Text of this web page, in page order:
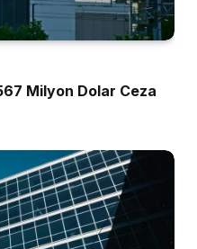
Milyon Dolar Ceza